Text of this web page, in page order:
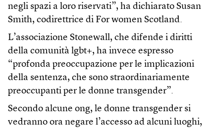
negli spazi a loro riservati”, ha dichiarato Susan
Smith, codirettrice di For women Scotland.
L’associazione Stonewall, che difende i diritti
della comunità lgbt+, ha invece espresso
“profonda preoccupazione per le implicazioni
della sentenza, che sono straordinariamente
preoccupanti per le donne transgender”.
Secondo alcune ong, le donne transgender si
vedranno ora negare l’accesso ad alcuni luoghi,